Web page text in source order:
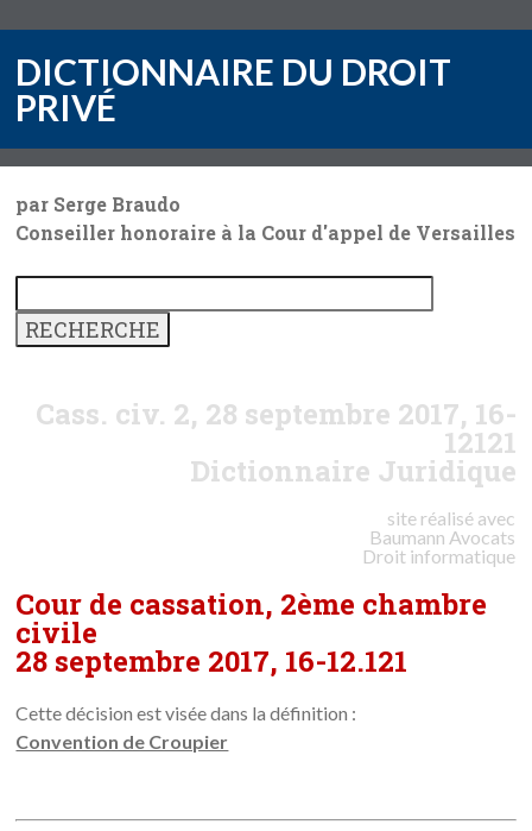
DICTIONNAIRE DU DROIT
PRIVÉ
par Serge Braudo
Conseiller honoraire à la Cour d'appel de Versailles
Cass. civ. 2, 28 septembre 2017, 16-
12121
Dictionnaire Juridique
site réalisé avec
Baumann Avocats
Droit informatique
Cour de cassation, 2ème chambre
civile
28 septembre 2017, 16-12.121
Cette décision est visée dans la définition :
Convention de Croupier